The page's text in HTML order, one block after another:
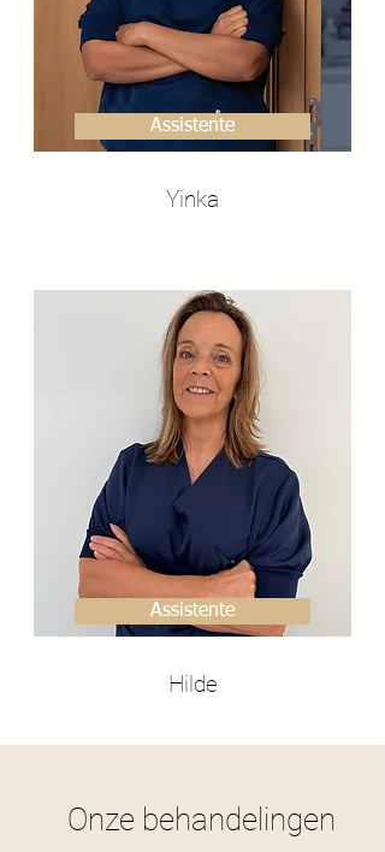
Assistente
Yinka
Assistente
Hilde
Onze behandelingen